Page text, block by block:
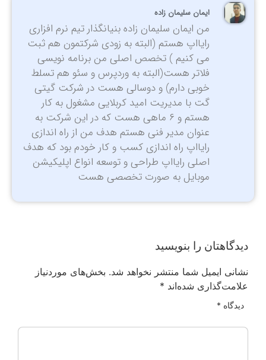
ایمان سلیمان زاده
من ایمان سلیمان زاده بنیانگذار تیم نرم افزاری
رایااپ هستم (البته به زودی شرکتمون هم ثبت
می کنیم ) تخصص اصلی من برنامه نویسی
فلاتر هست(البته به وردپرس و سئو هم تسلط
خوبی دارم) و دوسالی هست در شرکت گیتی
گت با مدیریت امید کربلایی مشغول به کار
هستم و ۶ ماهی هست که در این شرکت به
عنوان مدیر فنی هستم هدف من از راه اندازی
رایااپ راه اندازی کسب و کار خودم بود که هدف
اصلی رایااپ طراحی و توسعه انواع اپلیکیشن
موبایل به صورت تخصصی هست
دیدگاهتان را بنویسید
نشانی ایمیل شما منتشر نخواهد شد. بخش‌های موردنیاز
علامت‌گذاری شده‌اند *
دیدگاه *